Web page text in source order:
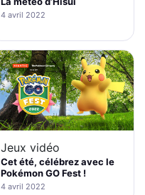
4 avril 2022
Jeux vidéo
Cet été, célébrez avec le
Pokémon GO Fest !
4 avril 2022